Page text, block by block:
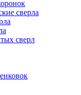
сверла
сверл